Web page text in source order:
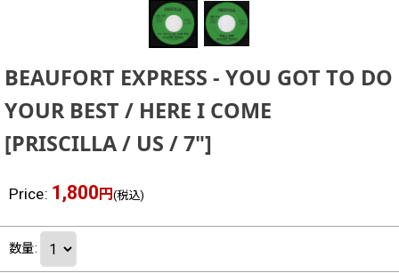
BEAUFORT EXPRESS - YOU GOT TO DO
YOUR BEST / HERE I COME
[PRISCILLA / US / 7"]
Price: 1,800 円 (税込)
数量: